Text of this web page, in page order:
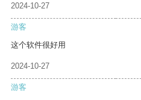
2024-10-27
游客
这个软件很好用
2024-10-27
游客